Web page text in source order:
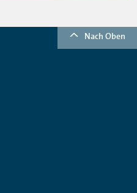
Nach Oben